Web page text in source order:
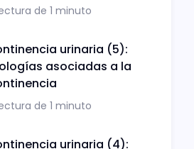
de 1 minuto
urinaria (5):
asociadas a la
de 1 minuto
urinaria (4):